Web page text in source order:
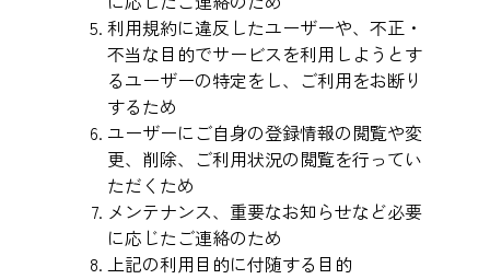
利用規約に違反したユーザーや、不正・
不当な目的でサービスを利用しようとす
るユーザーの特定をし、ご利用をお断り
するため
ユーザーにご自身の登録情報の閲覧や変
更、削除、ご利用状況の閲覧を行ってい
ただくため
メンテナンス、重要なお知らせなど必要
に応じたご連絡のため
上記の利用目的に付随する目的